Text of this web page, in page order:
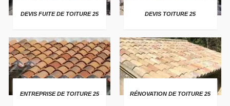
DEVIS FUITE DE TOITURE 25 DEVIS TOITURE 25
ENTREPRISE DE TOITURE 25 RÉNOVATION DE TOITURE 25